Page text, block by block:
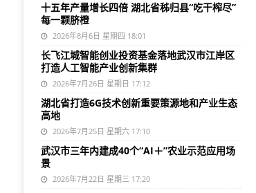
十五年产量增长四倍 湖北省秭归县“吃干榨尽”
每一颗脐橙
2026年8月6日 星期四 18:01
长飞江城智能创业投资基金落地武汉市江岸区
打造人工智能产业创新集群
2026年7月26日 星期日 17:12
湖北省打造6G技术创新重要策源地和产业生态
高地
2026年7月25日 星期六 17:10
武汉市三年内建成40个“AI＋”农业示范应用场
景
2026年7月22日 星期三 17:20